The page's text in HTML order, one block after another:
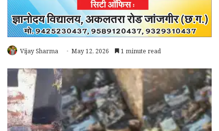
Vijay Sharma May 12, 2026 1 minute read